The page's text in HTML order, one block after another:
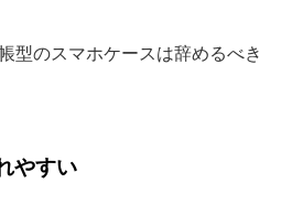
型のスマホケースは辞めるべき
やすい